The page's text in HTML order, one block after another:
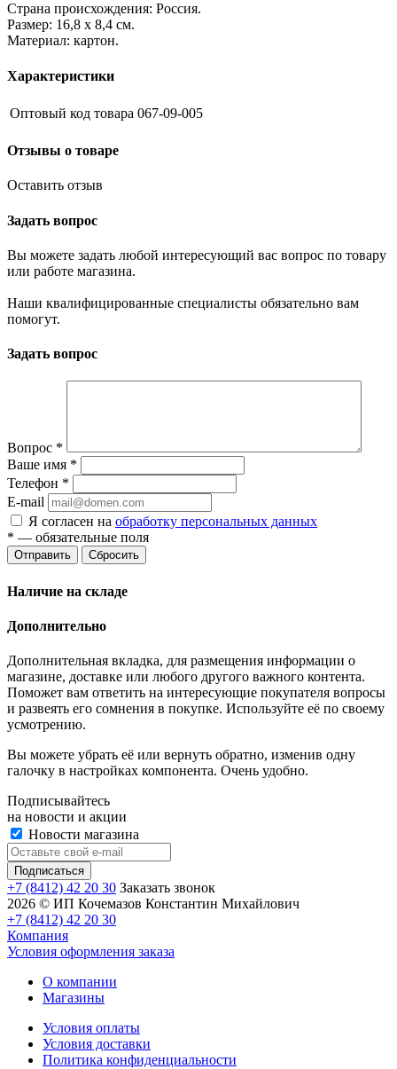
Страна происхождения: Россия.
Размер: 16,8 х 8,4 см.
Материал: картон.
Характеристики
Оптовый код товара 067-09-005
Отзывы о товаре
Оставить отзыв
Задать вопрос
Вы можете задать любой интересующий вас вопрос по товару
или работе магазина.
Наши квалифицированные специалисты обязательно вам
помогут.
Задать вопрос
Вопрос *
Ваше имя *
Телефон *
E-mail
Я согласен на обработку персональных данных
* — обязательные поля
Отправить Сбросить
Наличие на складе
Дополнительно
Дополнительная вкладка, для размещения информации о
магазине, доставке или любого другого важного контента.
Поможет вам ответить на интересующие покупателя вопросы
и развеять его сомнения в покупке. Используйте её по своему
усмотрению.
Вы можете убрать её или вернуть обратно, изменив одну
галочку в настройках компонента. Очень удобно.
Подписывайтесь
на новости и акции
Новости магазина
+7 (8412) 42 20 30 Заказать звонок
2026 © ИП Кочемазов Константин Михайлович
+7 (8412) 42 20 30
Компания
Условия оформления заказа
О компании
Магазины
Условия оплаты
Условия доставки
Политика конфиденциальности